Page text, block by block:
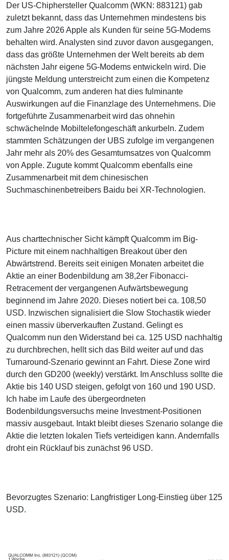
Der US-Chiphersteller Qualcomm (WKN: 883121) gab
zuletzt bekannt, dass das Unternehmen mindestens bis
zum Jahre 2026 Apple als Kunden für seine 5G-Modems
behalten wird. Analysten sind zuvor davon ausgegangen,
dass das größte Unternehmen der Welt bereits ab dem
nächsten Jahr eigene 5G-Modems entwickeln wird. Die
jüngste Meldung unterstreicht zum einen die Kompetenz
von Qualcomm, zum anderen hat dies fulminante
Auswirkungen auf die Finanzlage des Unternehmens. Die
fortgeführte Zusammenarbeit wird das ohnehin
schwächelnde Mobiltelefongeschäft ankurbeln. Zudem
stammten Schätzungen der UBS zufolge im vergangenen
Jahr mehr als 20% des Gesamtumsatzes von Qualcomm
von Apple. Zugute kommt Qualcomm ebenfalls eine
Zusammenarbeit mit dem chinesischen
Suchmaschinenbetreibers Baidu bei XR-Technologien.
Aus charttechnischer Sicht kämpft Qualcomm im Big-
Picture mit einem nachhaltigen Breakout über den
Abwärtstrend. Bereits seit einigen Monaten arbeitet die
Aktie an einer Bodenbildung am 38,2er Fibonacci-
Retracement der vergangenen Aufwärtsbewegung
beginnend im Jahre 2020. Dieses notiert bei ca. 108,50
USD. Inzwischen signalisiert die Slow Stochastik wieder
einen massiv überverkauften Zustand. Gelingt es
Qualcomm nun den Widerstand bei ca. 125 USD nachhaltig
zu durchbrechen, hellt sich das Bild weiter auf und das
Turnaround-Szenario gewinnt an Fahrt. Diese Zone wird
durch den GD200 (weekly) verstärkt. Im Anschluss sollte die
Aktie bis 140 USD steigen, gefolgt von 160 und 190 USD.
Ich habe im Laufe des übergeordneten
Bodenbildungsversuchs meine Investment-Positionen
massiv ausgebaut. Intakt bleibt dieses Szenario solange die
Aktie die letzten lokalen Tiefs verteidigen kann. Andernfalls
droht ein Rücklauf bis zunächst 96 USD.
Bevorzugtes Szenario: Langfristiger Long-Einstieg über 125
USD.